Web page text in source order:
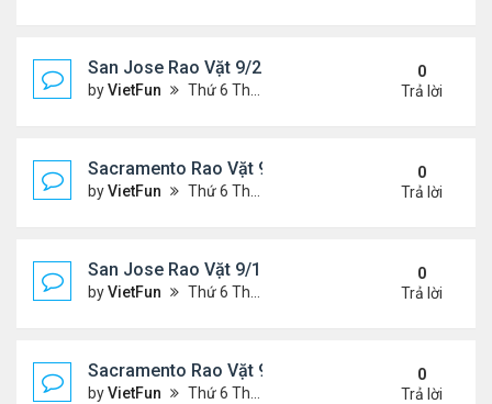
San Jose Rao Vặt 9/24/21- 10/1/21
byVietFun Thứ 6 Tháng 9 24, 2021 8:08 pm
0
Trả lời
Sacramento Rao Vặt 9/24/21- 10/1/21
byVietFun Thứ 6 Tháng 9 24, 2021 1:06 pm
0
Trả lời
San Jose Rao Vặt 9/17/21- 9/24/21
byVietFun Thứ 6 Tháng 9 17, 2021 3:03 pm
0
Trả lời
Sacramento Rao Vặt 9/17/21- 9/24/21
byVietFun Thứ 6 Tháng 9 17, 2021 2:33 pm
0
Trả lời